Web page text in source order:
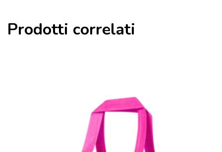
Prodotti correlati